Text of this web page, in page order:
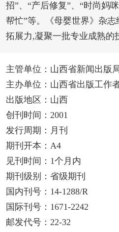
招”、“产后修复”、“时尚妈
帮忙”等。《母婴世界》杂
拓展力,凝聚一批专业成熟的
主管单位：山西省新闻出版
主办单位：山西省出版工作
出版地区：山西
创刊时间：2001
发行周期：月刊
期刊开本：A4
见刊时间：1个月内
期刊级别：省级期刊
国内刊号：14-1288/R
国际刊号：1671-2242
邮发代号：22-32